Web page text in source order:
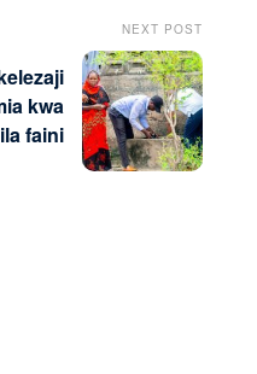
NEXT POST
kwa
faini